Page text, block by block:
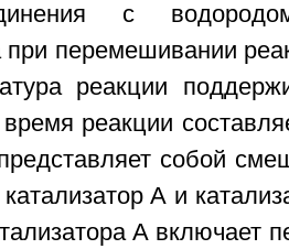
с
при перемешивании
реакции
реакции
собой
А и
А включает